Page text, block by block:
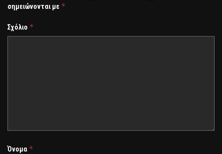
σημειώνονται με *
Σχόλιο *
Όνομα *